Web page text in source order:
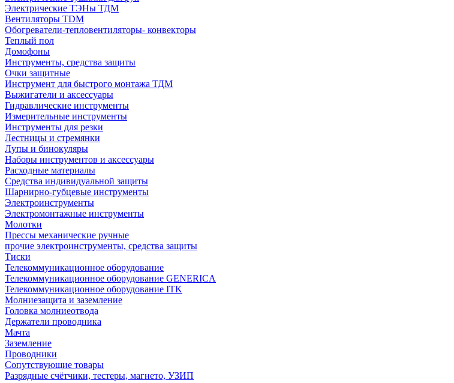
Электрические ТЭНы ТДМ
Вентиляторы TDM
Обогреватели-тепловентиляторы- конвекторы
Теплый пол
Домофоны
Инструменты, средства защиты
Очки защитные
Инструмент для быстрого монтажа ТДМ
Выжигатели и аксессуары
Гидравлические инструменты
Измерительные инструменты
Инструменты для резки
Лестницы и стремянки
Лупы и бинокуляры
Наборы инструментов и аксессуары
Расходные материалы
Средства индивидуальной защиты
Шарнирно-губцевые инструменты
Электроинструменты
Электромонтажные инструменты
Молотки
Прессы механические ручные
прочие электроинструменты, средства защиты
Тиски
Телекоммуникационное оборудование
Телекоммуникационное оборудование GENERICA
Телекоммуникационное оборудование ITK
Молниезащита и заземление
Головка молниеотвода
Держатели проводника
Мачта
Заземление
Проводники
Сопутствующие товары
Разрядные счётчики, тестеры, магнето, УЗИП